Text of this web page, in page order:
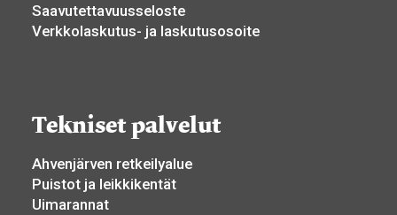
Saavutettavuusseloste
Verkkolaskutus- ja laskutusosoite
Tekniset palvelut
Ahvenjärven retkeilyalue
Puistot ja leikkikentät
Uimarannat